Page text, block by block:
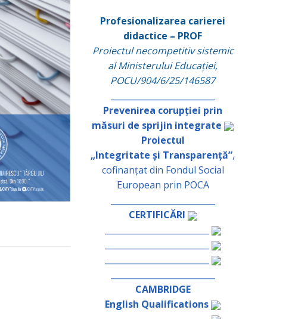
Profesionalizarea carierei
didactice – PROF
Proiectul necompetitiv sistemic
al Ministerului Educației,
POCU/904/6/25/146587
Prevenirea corupției prin
măsuri de sprijin integrate
Proiectul
„Integritate și Transparență”,
cofinanțat din Fondul Social
European prin POCA
CERTIFICĂRI
CAMBRIDGE
English Qualifications